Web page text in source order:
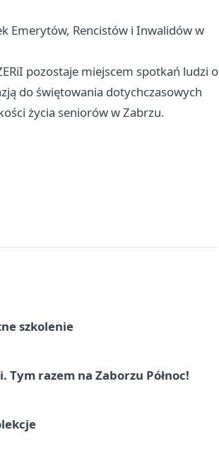
Emerytów, Rencistów i Inwalidów w
pozostaje miejscem spotkań ludzi o
do świętowania dotychczasowych
życia seniorów w Zabrzu.
szkolenie
razem na Zaborzu Północ!